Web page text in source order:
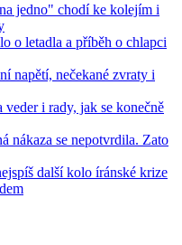
jedno" chodí ke kolejím i
o letadla a příběh o chlapci
napětí, nečekané zvraty i
i rady, jak se konečně
nákaza se nepotvrdila. Zato
další kolo íránské krize